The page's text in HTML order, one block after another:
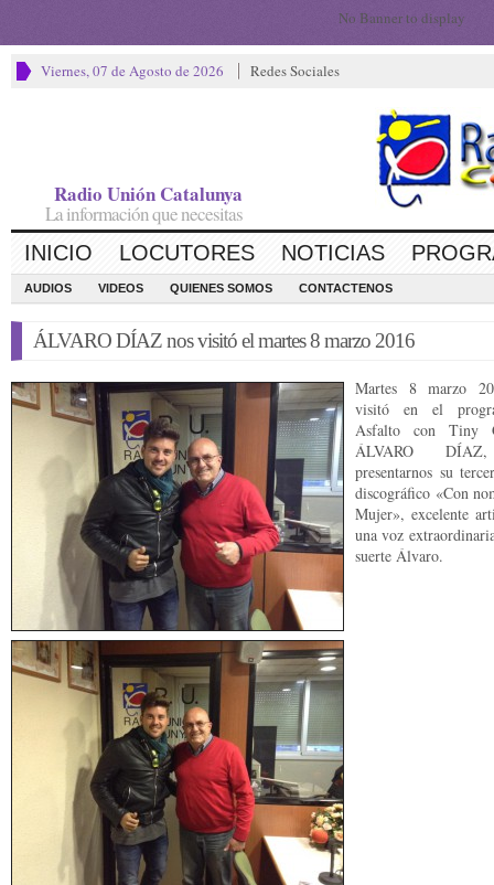
No Banner to display
Viernes, 07 de Agosto de 2026 Redes Sociales
Radio Unión Catalunya
La información que necesitas
INICIO LOCUTORES NOTICIAS
AUDIOS VIDEOS QUIENES SOMOS CONTACTENOS
ÁLVARO DÍAZ nos visitó el martes 8 marzo 2016
Martes 8 marzo
visitó en el
Asfalto con Tiny
ÁLVARO
presentarnos su
discográfico «Con
Mujer», excelente
una voz
suerte Álvaro.